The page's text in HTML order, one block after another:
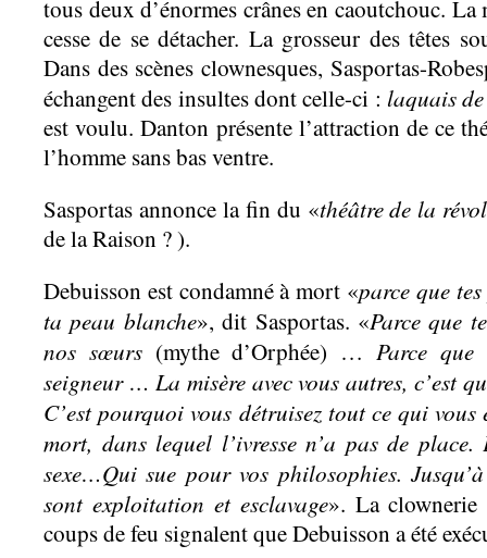
tous deux d’énormes crânes en caoutchouc.
cesse de se détacher. La grosseur des têtes
Dans des scènes clownesques, Sasportas-
échangent des insultes dont celle-ci : laquais
est voulu. Danton présente l’attraction de ce
l’homme sans bas ventre.
Sasportas annonce la fin du «théâtre de la
de la Raison ? ).
Debuisson est condamné à mort «parce que
ta peau blanche», dit Sasportas. «Parce que
nos sœurs(mythe d’Orphée) …Parce
seigneur … La misère avec vous autres, c’est
C’est pourquoi vous détruisez tout ce qui
mort, dans lequel l’ivresse n’a pas de
sexe…Qui sue pour vos philosophies.
sont exploitation et esclavage». La clownerie
coups de feu signalent que Debuisson a été